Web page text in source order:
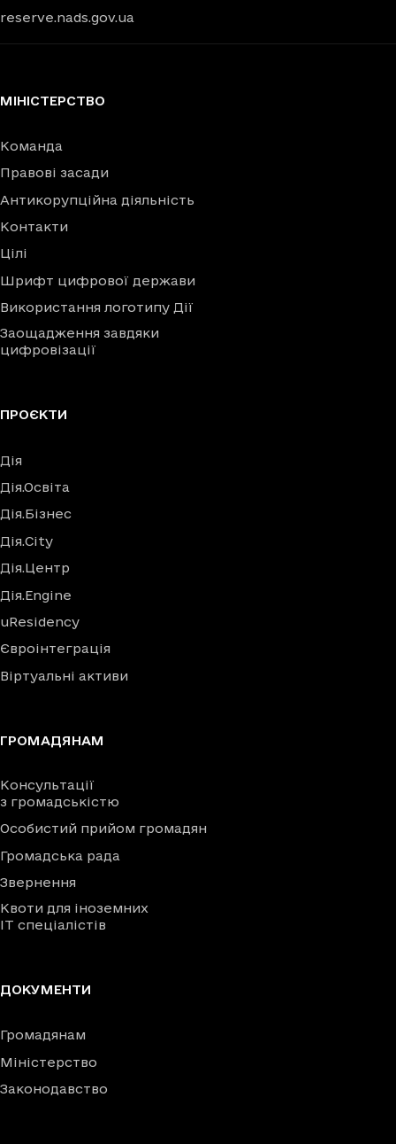
reserve.nads.gov.ua
МІНІСТЕРСТВО
Команда
Правові засади
Антикорупційна діяльність
Контакти
Цілі
Шрифт цифрової держави
Використання логотипу Дії
Заощадження завдяки
цифровізації
ПРОЄКТИ
Дія
Дія.Освіта
Дія.Бізнес
Дія.City
Дія.Центр
Дія.Engine
uResidency
Євроінтеграція
Віртуальні активи
ГРОМАДЯНАМ
Консультації
з громадськістю
Особистий прийом громадян
Громадська рада
Звернення
Квоти для іноземних
IT спеціалістів
ДОКУМЕНТИ
Громадянам
Міністерство
Законодавство